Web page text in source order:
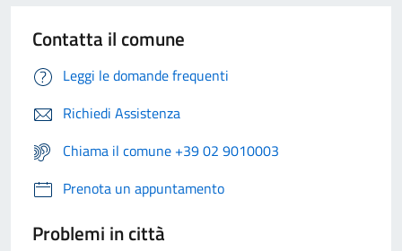
Contatta il comune
Leggi le domande frequenti
Richiedi Assistenza
Chiama il comune +39 02 9010003
Prenota un appuntamento
Problemi in città